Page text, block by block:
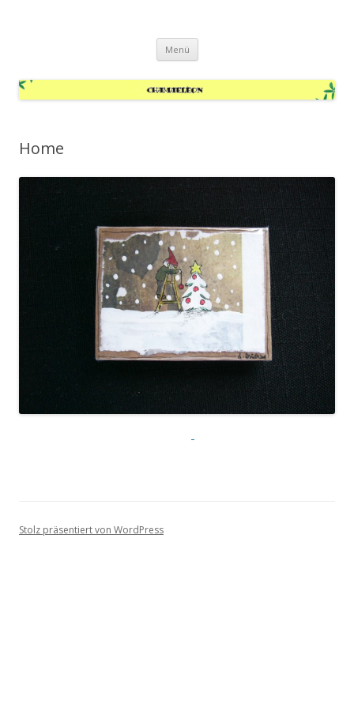
Menü Springe
Inhalt
Home
Stolz präsentiert von WordPress